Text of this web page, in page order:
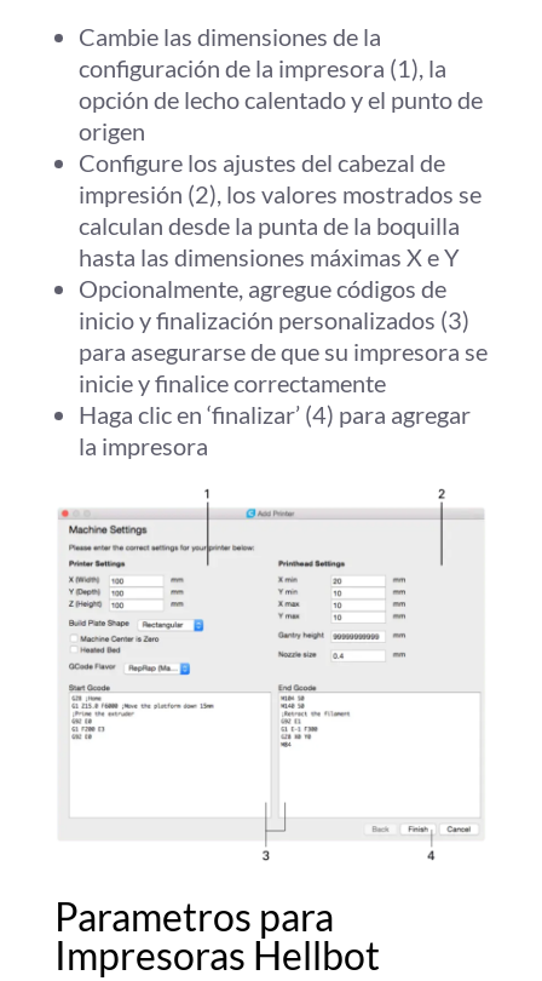
Cambie las dimensiones de la
configuración de la impresora (1), la
opción de lecho calentado y el punto de
origen
Configure los ajustes del cabezal de
impresión (2), los valores mostrados se
calculan desde la punta de la boquilla
hasta las dimensiones máximas X e Y
Opcionalmente, agregue códigos de
inicio y finalización personalizados (3)
para asegurarse de que su impresora se
inicie y finalice correctamente
Haga clic en ‘finalizar’ (4) para agregar
la impresora
Parametros para
Impresoras Hellbot